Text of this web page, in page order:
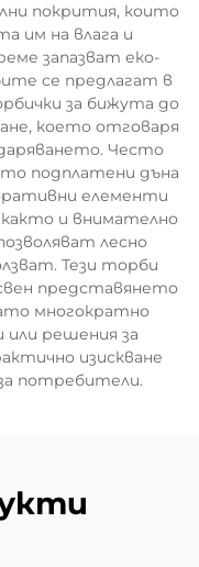
покрития, които
им на влага и
запазват еко-
се предлагат в
за бижута до
което отговаря
Често
подплатени дъна
елементи
и внимателно
лесно
Тези торби
представянето
многократно
или решения за
изискване
потребители.